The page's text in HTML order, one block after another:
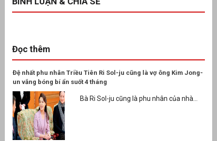
Đọc thêm
Đệ nhất phu nhân Triều Tiên Ri Sol-ju cũng là vợ ông Kim Jong-
un vắng bóng bí ẩn suốt 4 tháng
Bà Ri Sol-ju cũng là phu nhân của nhà...